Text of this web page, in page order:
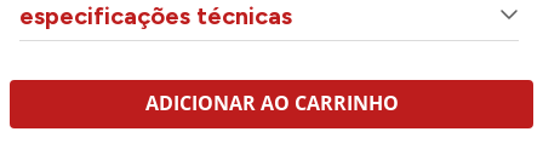
especificações técnicas
ADICIONAR AO CARRINHO